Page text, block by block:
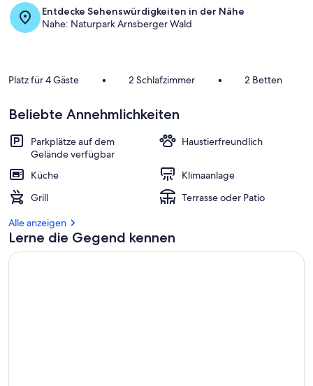
Unterkunftsgelände
Entdecke Sehenswürdigkeiten in der Nähe
Nahe: Naturpark Arnsberger Wald
Platz für 4 Gäste • 2 Schlafzimmer • 2 Betten
Beliebte Annehmlichkeiten
Parkplätze auf dem
Gelände verfügbar
Haustierfreundlich
Küche
Klimaanlage
Grill
Terrasse oder Patio
Alle anzeigen
Lerne die Gegend kennen